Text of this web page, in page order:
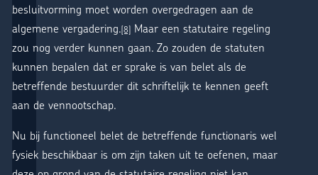
besluitvorming moet worden overgedragen aan de
algemene vergadering.[8] Maar een statutaire regeling
zou nog verder kunnen gaan. Zo zouden de statuten
kunnen bepalen dat er sprake is van belet als de
betreffende bestuurder dit schriftelijk te kennen geeft
aan de vennootschap.
Nu bij functioneel belet de betreffende functionaris wel
fysiek beschikbaar is om zijn taken uit te oefenen, maar